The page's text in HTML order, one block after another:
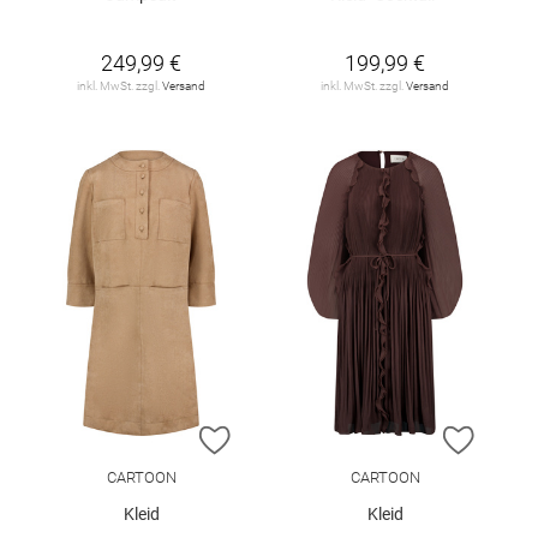
249,99 €
inkl. MwSt. zzgl. Versand
199,99 €
inkl. MwSt. zzgl. Versand
ZUR WUNSCHLISTE HINZUFÜGEN
CARTOON
Kleid
ZUR
CARTOON
Kleid